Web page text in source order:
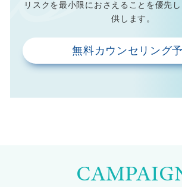
リスクを最小限におさえることを優先
供します。
無料カウンセリング